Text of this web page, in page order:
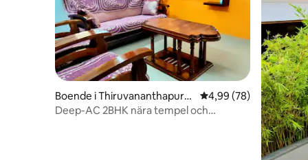
Boende i Thiruvananthapura
m
4,99 av 5 i
4,99 (78)
Deep-AC 2BHK nära tempel och